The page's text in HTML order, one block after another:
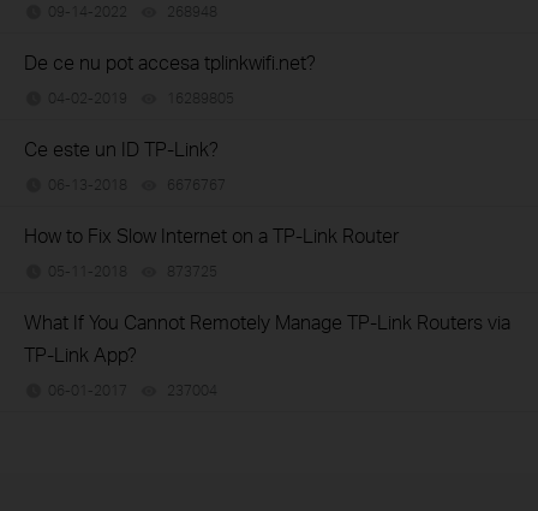
09-14-2022 268948
De ce nu pot accesa tplinkwifi.net?
04-02-2019 16289805
Ce este un ID TP-Link?
06-13-2018 6676767
How to Fix Slow Internet on a TP-Link Router
05-11-2018 873725
What If You Cannot Remotely Manage TP-Link Routers via
TP-Link App?
06-01-2017 237004